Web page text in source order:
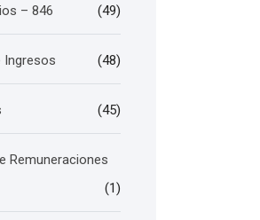
– 846 (49)
Ingresos (48)
(45)
Remuneraciones
(1)